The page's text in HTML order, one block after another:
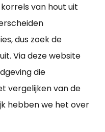
van hout uit
dus zoek de
Via deze website
die
vergelijken van de
hebben we het over